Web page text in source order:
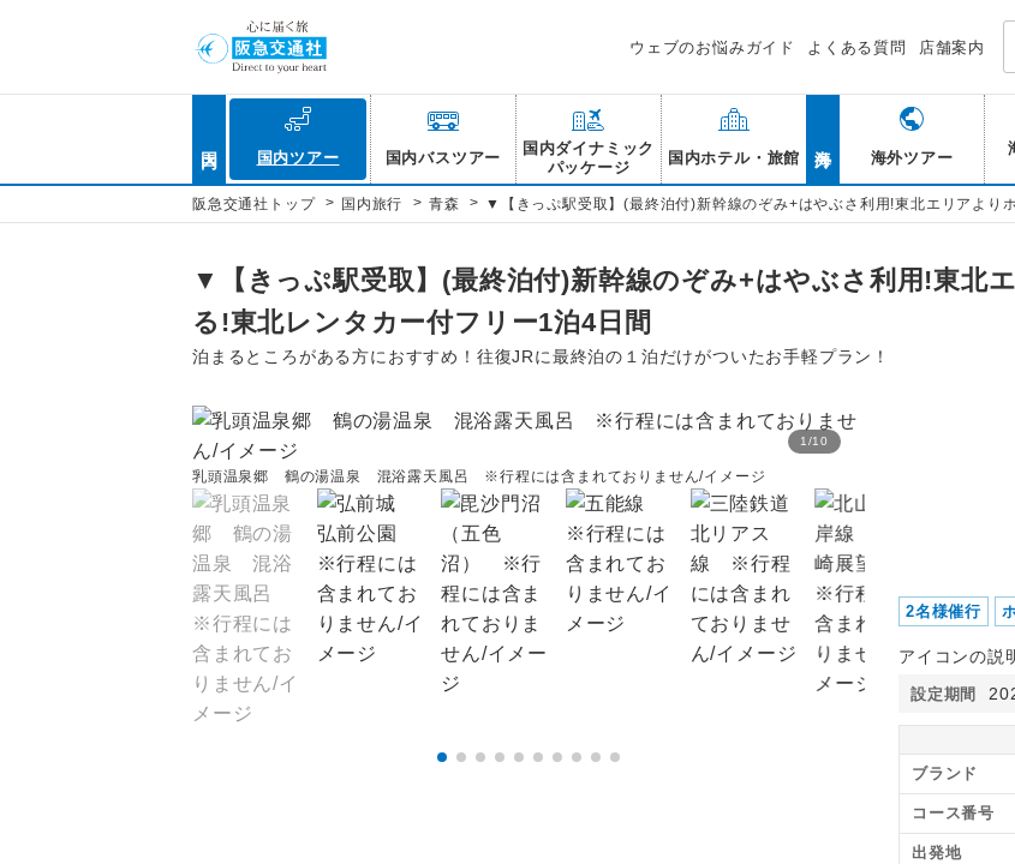
ウェブのお悩みガイド よくある質問 店舗案内
国内ツアー 国内バスツアー
国内ダイナミック
パッケージ
国内ホテル・旅館 海外ツアー
阪急交通社トップ > 国内旅行 > 青森 > ▼【きっぷ駅受取】(最終泊付)新幹線のぞみ+はやぶさ利用!東北エリアより
▼【きっぷ駅受取】(最終泊付)新幹線のぞみ+はやぶさ利用!東北
る!東北レンタカー付フリー1泊4日間
泊まるところがある方におすすめ！往復JRに最終泊の１泊だけがついたお手軽プラン！
1 /10
乳頭温泉郷 鶴の湯温泉 混浴露天風呂 ※行程には含まれておりません/イメージ
2名様催行
アイコンの説
設定期間
ブランド
コース番号
出発地